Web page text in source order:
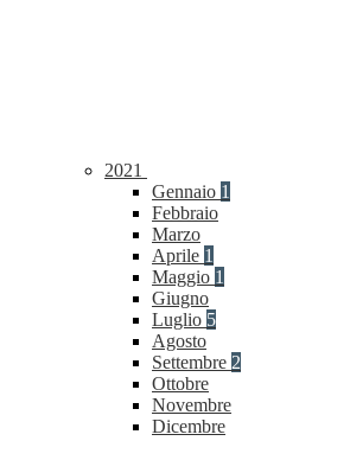
2021
Gennaio 1
Febbraio
Marzo
Aprile 1
Maggio 1
Giugno
Luglio 5
Agosto
Settembre 2
Ottobre
Novembre
Dicembre